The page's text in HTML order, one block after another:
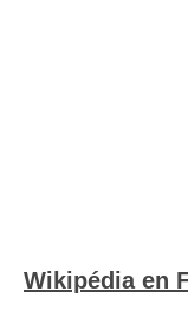
Wikipédia en